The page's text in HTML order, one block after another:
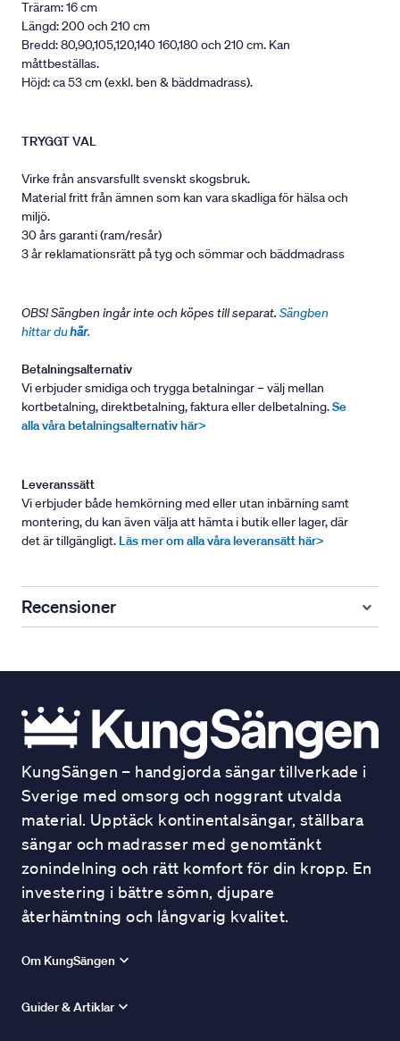
Träram: 16 cm
Längd: 200 och 210 cm
Bredd: 80,90,105,120,140 160,180 och 210 cm. Kan
måttbeställas.
Höjd: ca 53 cm (exkl. ben & bäddmadrass).
TRYGGT VAL
Virke från ansvarsfullt svenskt skogsbruk.
Material fritt från ämnen som kan vara skadliga för hälsa och
miljö.
30 års garanti (ram/resår)
3 år reklamationsrätt på tyg och sömmar och bäddmadrass
OBS! Sängben ingår inte och köpes till separat. Sängben
hittar duhär.
Betalningsalternativ
Vi erbjuder smidiga och trygga betalningar – välj mellan
kortbetalning, direktbetalning, faktura eller delbetalning.Se
alla våra betalningsalternativ här>
Leveranssätt
Vi erbjuder både hemkörning med eller utan inbärning samt
montering, du kan även välja att hämta i butik eller lager, där
det är tillgängligt. Läs mer om alla våra leveransätt här>
Recensioner
KungSängen – handgjorda sängar tillverkade i
Sverige med omsorg och noggrant utvalda
material. Upptäck kontinentalsängar, ställbara
sängar och madrasser med genomtänkt
zonindelning och rätt komfort för din kropp. En
investering i bättre sömn, djupare
återhämtning och långvarig kvalitet.
Om KungSängen
Guider & Artiklar